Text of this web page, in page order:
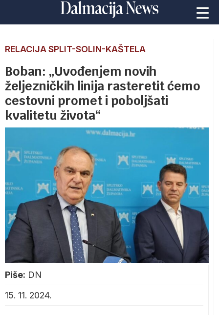
RELACIJA SPLIT-SOLIN-KAŠTELA
Boban: „Uvođenjem novih
željezničkih linija rasteretit ćemo
cestovni promet i poboljšati
kvalitetu života“
Piše: DN
15. 11. 2024.